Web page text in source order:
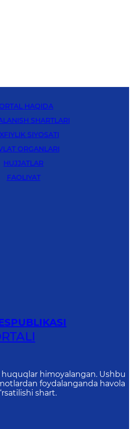
HAQIDA
SHARTLARI
SIYOSATI
ORGANLARI
HUJJATLAR
FAOLIYAT
huquqlar himoyalangan. Ushbu
foydalanganda havola
shart.